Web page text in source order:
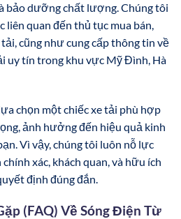
bảo dưỡng chất lượng. Chúng tôi
liên quan đến thủ tục mua bán,
cũng như cung cấp thông tin về
uy tín trong khu vực Mỹ Đình, Hà
chọn một chiếc xe tải phù hợp
ảnh hưởng đến hiệu quả kinh
Vì vậy, chúng tôi luôn nỗ lực
xác, khách quan, và hữu ích
định đúng đắn.
(FAQ) Về Sóng Điện Từ